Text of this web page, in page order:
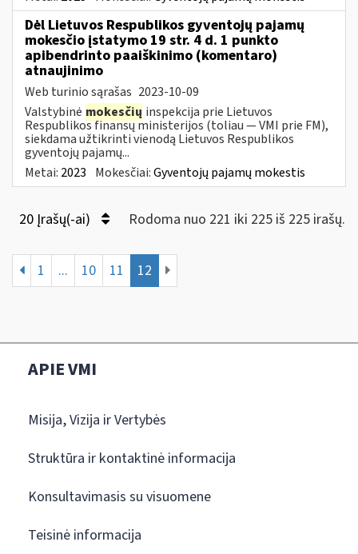
Dėl Lietuvos Respublikos gyventojų pajamų
mokesčio įstatymo 19 str. 4 d. 1 punkto
apibendrinto paaiškinimo (komentaro)
atnaujinimo
Web turinio sąrašas 2023-10-09
Valstybinė mokesčių inspekcija prie Lietuvos
Respublikos finansų ministerijos (toliau — VMI prie FM),
siekdama užtikrinti vienodą Lietuvos Respublikos
gyventojų pajamų...
Metai: 2023 Mokesčiai:Gyventojų pajamų mokestis
20 Įrašų(-ai) Rodoma nuo 221 iki 225 iš 225 irašų.
1 ... 10 11 12
APIE VMI
Misija, Vizija ir Vertybės
Struktūra ir kontaktinė informacija
Konsultavimasis su visuomene
Teisinė informacija